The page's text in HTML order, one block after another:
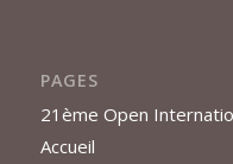
PAGES
21ème Open
Accueil